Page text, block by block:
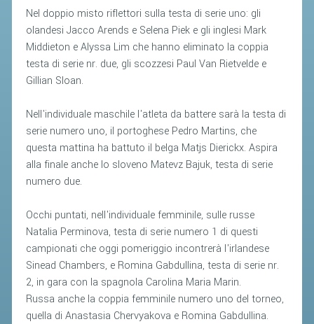
Nel doppio misto riflettori sulla testa di serie uno: gli
olandesi Jacco Arends e Selena Piek e gli inglesi Mark
Middieton e Alyssa Lim che hanno eliminato la coppia
testa di serie nr. due, gli scozzesi Paul Van Rietvelde e
Gillian Sloan.
Nell'individuale maschile l'atleta da battere sarà la testa di
serie numero uno, il portoghese Pedro Martins, che
questa mattina ha battuto il belga Matjs Dierickx. Aspira
alla finale anche lo sloveno Matevz Bajuk, testa di serie
numero due.
Occhi puntati, nell'individuale femminile, sulle russe
Natalia Perminova, testa di serie numero 1 di questi
campionati che oggi pomeriggio incontrerà l'irlandese
Sinead Chambers, e Romina Gabdullina, testa di serie nr.
2, in gara con la spagnola Carolina Maria Marin.
Russa anche la coppia femminile numero uno del torneo,
quella di Anastasia Chervyakova e Romina Gabdullina.
COMMISSIONE ATLETI
TESSERAMENTO
QUOTE E TASSE
CONVENZIONI
ACCEDI AL TESSERAMENTO ON
ASSICURAZIONE
MODULI
AFFILIARE UN ESD
GARE ED EVENTI